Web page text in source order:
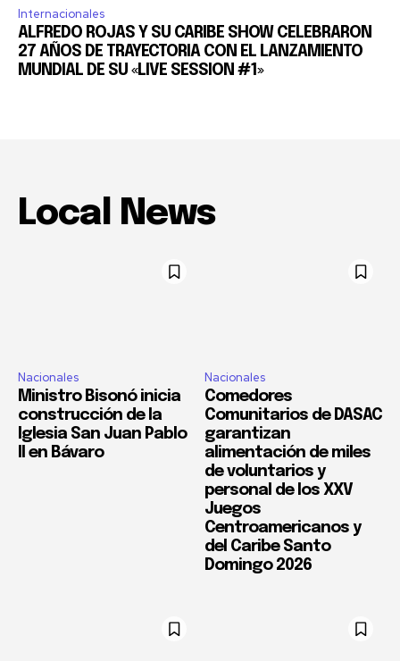
Internacionales
ALFREDO ROJAS Y SU CARIBE SHOW CELEBRARON
27 AÑOS DE TRAYECTORIA CON EL LANZAMIENTO
MUNDIAL DE SU «LIVE SESSION #1»
Local News
Nacionales
Ministro Bisonó inicia
construcción de la
Iglesia San Juan Pablo
II en Bávaro
Nacionales
Comedores
Comunitarios de DASAC
garantizan
alimentación de miles
de voluntarios y
personal de los XXV
Juegos
Centroamericanos y
del Caribe Santo
Domingo 2026